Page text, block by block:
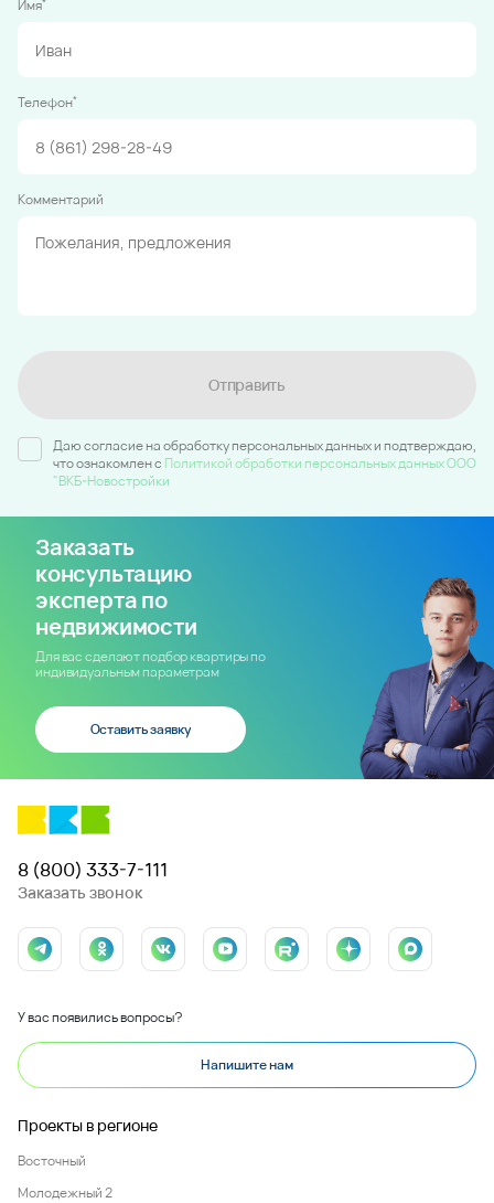
Имя
Телефон*
Комментарий
Отправить
Даю согласие на обработку персональных данных и подтверждаю,
что ознакомлен c Политикой обработки персональных данных ООО
"ВКБ-Новостройки
Заказать
консультацию
эксперта по
недвижимости
Для вас сделают подбор квартиры по
индивидуальным параметрам
Оставить заявку
8 (800) 333-7-111
Заказать звонок
У вас появились вопросы?
Напишите нам
Проекты в регионе
Восточный
Молодежный 2